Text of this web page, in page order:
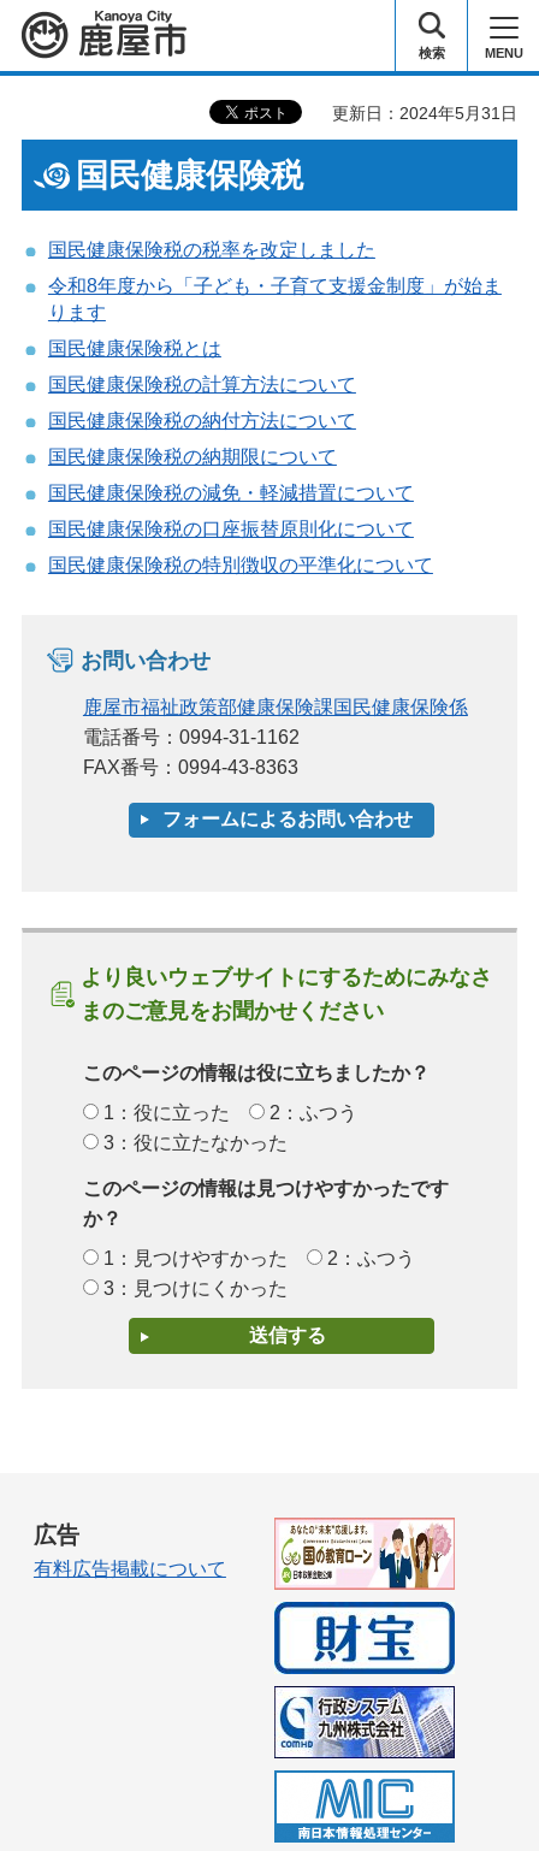
鹿屋市 検索 MENU
更新日：2024年5月31日
国民健康保険税
国民健康保険税の税率を改定しました
令和8年度から「子ども・子育て支援金制度」が始ま
ります
国民健康保険税とは
国民健康保険税の計算方法について
国民健康保険税の納付方法について
国民健康保険税の納期限について
国民健康保険税の減免・軽減措置について
国民健康保険税の口座振替原則化について
国民健康保険税の特別徴収の平準化について
お問い合わせ
鹿屋市福祉政策部健康保険課国民健康保険係
電話番号：0994-31-1162
FAX番号：0994-43-8363
より良いウェブサイトにするためにみなさ
まのご意見をお聞かせください
このページの情報は役に立ちましたか？
1：役に立った
2：ふつう
3：役に立たなかった
このページの情報は見つけやすかったです
か？
1：見つけやすかった
2：ふつう
3：見つけにくかった
広告
有料広告掲載について